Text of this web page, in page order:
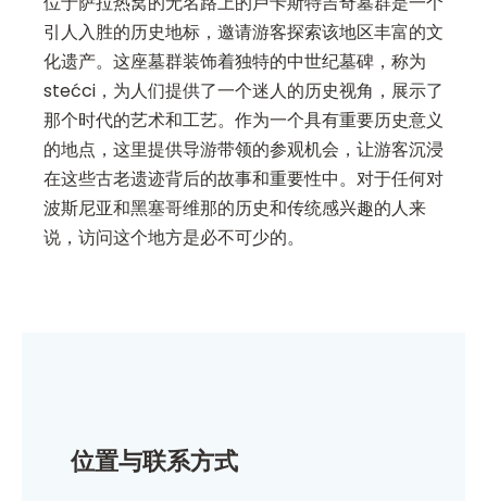
引人入胜的历史地标，邀请游客探索该地区丰富的文
化遗产。这座墓群装饰着独特的中世纪墓碑，称为
stećci，为人们提供了一个迷人的历史视角，展示了
那个时代的艺术和工艺。作为一个具有重要历史意义
的地点，这里提供导游带领的参观机会，让游客沉浸
在这些古老遗迹背后的故事和重要性中。对于任何对
波斯尼亚和黑塞哥维那的历史和传统感兴趣的人来
说，访问这个地方是必不可少的。
位置与联系方式